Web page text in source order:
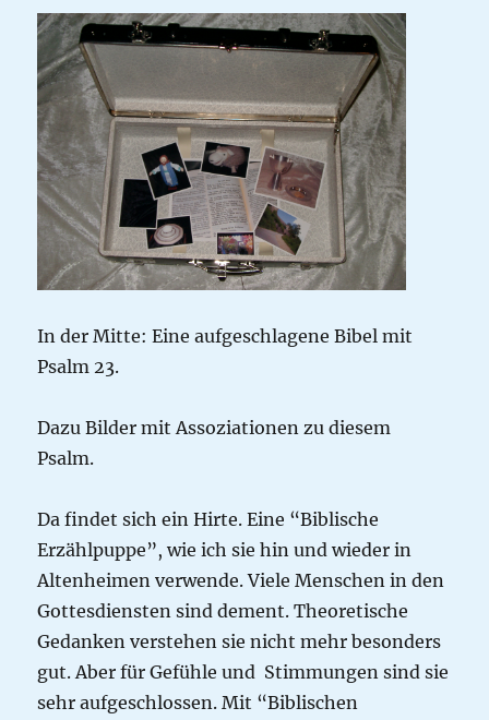
In der Mitte: Eine aufgeschlagene Bibel mit
Psalm 23.
Dazu Bilder mit Assoziationen zu diesem
Psalm.
Da findet sich ein Hirte. Eine “Biblische
Erzählpuppe”, wie ich sie hin und wieder in
Altenheimen verwende. Viele Menschen in den
Gottesdiensten sind dement. Theoretische
Gedanken verstehen sie nicht mehr besonders
gut. Aber für Gefühle und Stimmungen sind sie
sehr aufgeschlossen. Mit “Biblischen